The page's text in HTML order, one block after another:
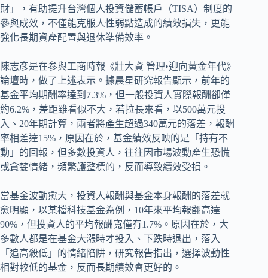
財」，有助提升台灣個人投資儲蓄帳戶（TISA）制度的
參與成效，不僅能克服人性弱點造成的績效損失，更能
強化長期資產配置與退休準備效率。
陳志彥是在参與工商時報《壯大資 管理•迎向黃金年代》
論壇時，做了上述表示。據晨星研究報告顯示，前年的
基金平均期酬率達到7.3%，但一般投資人實際報酬卻僅
約6.2%，差距雖看似不大，若拉長來看，以500萬元投
入、20年期計算，兩者將產生超過340萬元的落差，報酬
率相差達15%，原因在於，基金績效反映的是「持有不
動」的回報，但多數投資人，往往因市場波動產生恐慌
或貪婪情緒，頻繁護整標的，反而導致續效受損。
當基金波動愈大，投資人報酬與基金本身報酬的落差就
愈明顯，以某檔科技基金為例，10年來平均報翻高達
90%，但投資人的平均報酬寬僅有1.7%。原因在於，大
多數人都是在基金大漲時才投入、下跌時退出，落入
「追高殺低」的情緒陷阱，研究報告指出，選擇波動性
相對較低的基金，反而長期績效會更好的。